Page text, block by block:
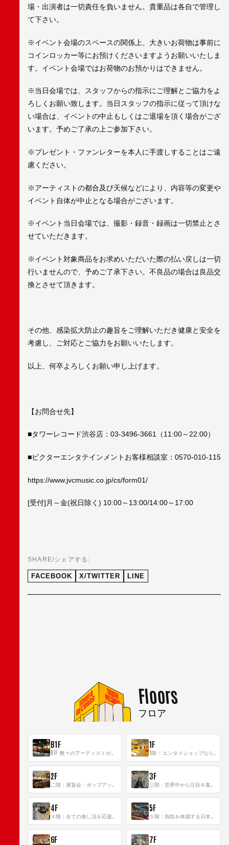
場・出演者は一切責任を負いません。貴重品は各自で管理し
て下さい。
※イベント会場のスペースの関係上、大きいお荷物は事前に
コインロッカー等にお預けくださいますようお願いいたしま
す。イベント会場ではお荷物のお預かりはできません。
※当日会場では、スタッフからの指示にご理解とご協力をよ
ろしくお願い致します。当日スタッフの指示に従って頂けな
い場合は、イベントの中止もしくはご退場を頂く場合がござ
います。予めご了承の上ご参加下さい。
※プレゼント・ファンレターを本人に手渡しすることはご遠
慮ください。
※アーティストの都合及び天候などにより、内容等の変更や
イベント自体が中止となる場合がございます。
※イベント当日会場では、撮影・録音・録画は一切禁止とさ
せていただきます。
※イベント対象商品をお求めいただいた際の払い戻しは一切
行いませんので、予めご了承下さい。不良品の場合は良品交
換とさせて頂きます。
その他、感染拡大防止の趣旨をご理解いただき健康と安全を
考慮し、ご対応とご協力をお願いいたします。
以上、何卒よろしくお願い申し上げます。
【お問合せ先】
■タワーレコード渋谷店：03-3496-3661（11:00～22:00）
■ビクターエンタテインメントお客様相談室：0570-010-115
https://www.jvcmusic.co.jp/cs/form01/
[受付]月～金(祝日除く) 10:00～13:00/14:00～17:00
SHARE/シェアする:
FACEBOOK X/TWITTER LINE
Floors
フロア
B1F 1F
2F 3F
4F 5F
6F 7F